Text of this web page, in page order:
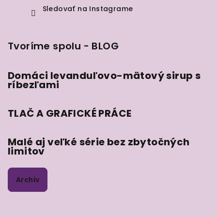
Sledovať na Instagrame
Tvoríme spolu - BLOG
Domáci levanduľovo-mätový sirup s
ríbezľami
TLAČ A GRAFICKÉ PRÁCE
Malé aj veľké série bez zbytočných
limitov
Archív